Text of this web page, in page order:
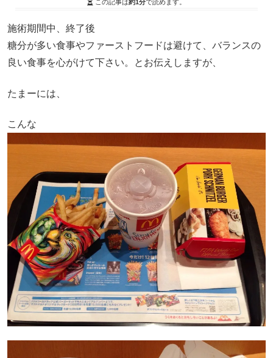
この記事は約1分で読めます。
施術期間中、終了後
糖分が多い食事やファーストフードは避けて、バランスの
良い食事を心がけて下さい。とお伝えしますが、
たまーには、
こんな